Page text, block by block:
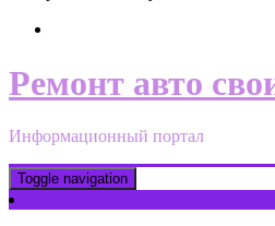
Ремонт авто
Информационный портал
Toggle navigation